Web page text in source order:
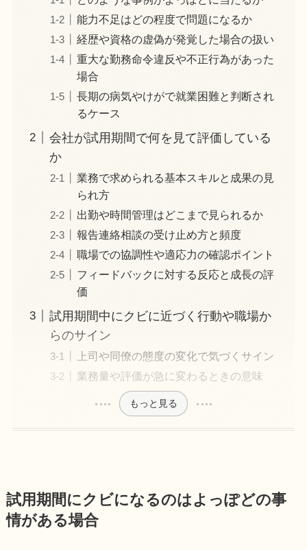
能力不足はどの程度で問題になるか
経歴や資格の虚偽が発覚した場合の扱い
重大な勤務命令違反や不正行為があった
場合
長期の病気やけがで就業困難と判断され
るケース
会社が試用期間で何を見て評価している
か
業務で求められる基本スキルと成果の見
られ方
出勤や時間管理はどこまで見られるか
報告連絡相談の受け止め方と頻度
職場での協調性や適応力の確認ポイント
フィードバックに対する反応と成長の評
価
試用期間中にクビに近づく行動や職場か
らのサイン
上司や同僚の態度の変化で気づくサイン
業務量や評価が急に変わるときの意味
もっと見る
試用期間にクビになるのはよっぽどの事
情がある場合